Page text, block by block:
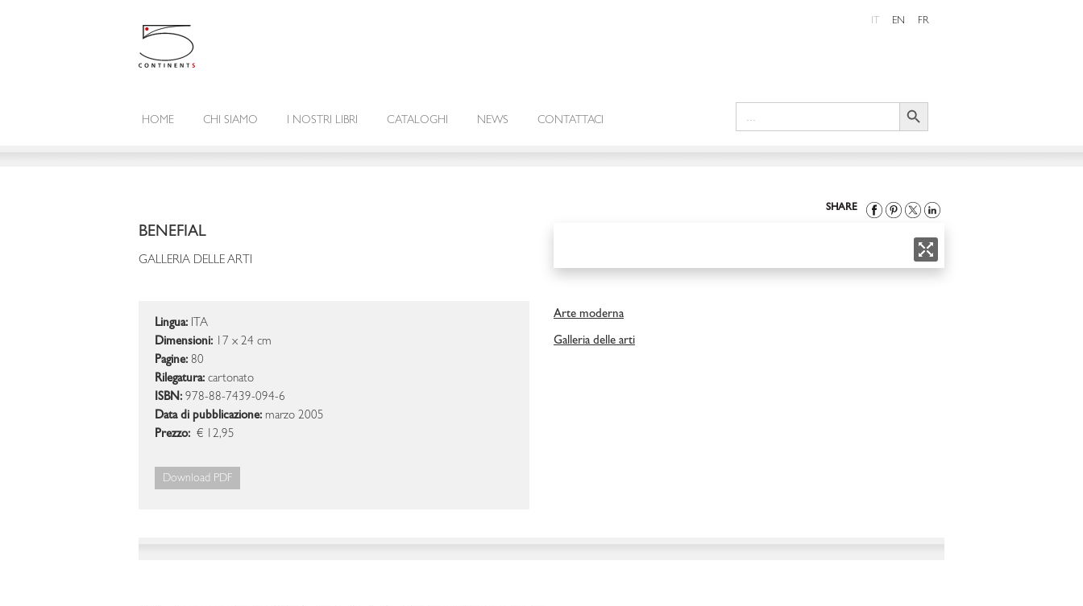
IT EN FR
HOME CHI SIAMO I NOSTRI LIBRI CATALOGHI NEWS CONTATTACI
Search Button
SHARE
BENEFIAL
GALLERIA DELLE ARTI
Lingua: ITA
Dimensioni: 17 x 24 cm
Pagine: 80
Rilegatura: cartonato
ISBN: 978-88-7439-094-6
Data di pubblicazione: marzo 2005
Prezzo: € 12,95
Download PDF
Arte moderna
Galleria delle arti